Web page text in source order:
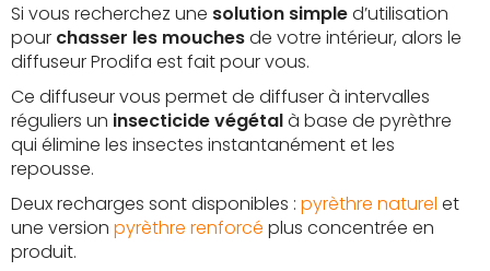
Si vous recherchez une solution simpled’utilisation
pour chasser les mouchesde votre intérieur, alors le
diffuseur Prodifa est fait pour vous.
Ce diffuseur vous permet de diffuser à intervalles
réguliers un insecticide végétalà base de pyrèthre
qui élimine les insectes instantanément et les
repousse.
Deux recharges sont disponibles : pyrèthre naturel et
une version pyrèthre renforcé plus concentrée en
produit.